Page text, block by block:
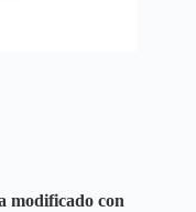
modificado con